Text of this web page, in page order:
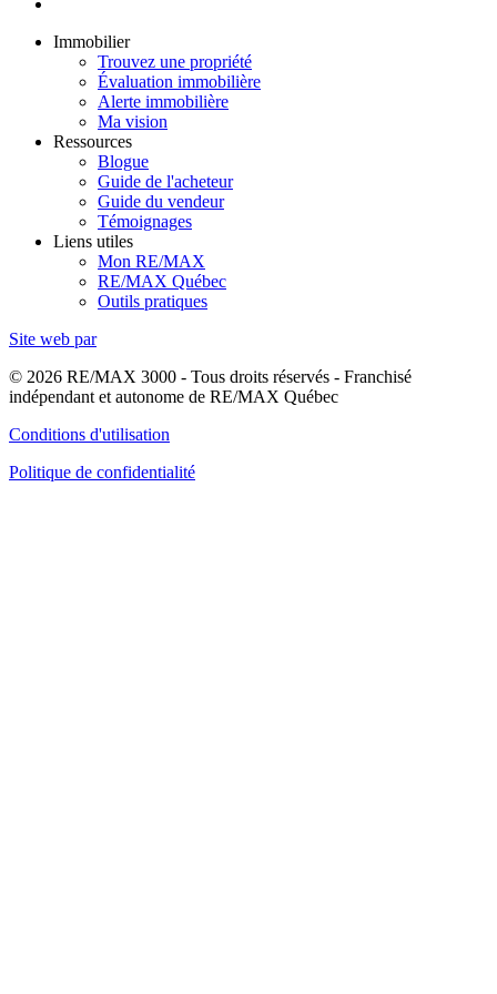
Immobilier
Trouvez une propriété
Évaluation immobilière
Alerte immobilière
Ma vision
Ressources
Blogue
Guide de l'acheteur
Guide du vendeur
Témoignages
Liens utiles
Mon RE/MAX
RE/MAX Québec
Outils pratiques
Site web par
© 2026 RE/MAX 3000 - Tous droits réservés - Franchisé
indépendant et autonome de RE/MAX Québec
Conditions d'utilisation
Politique de confidentialité